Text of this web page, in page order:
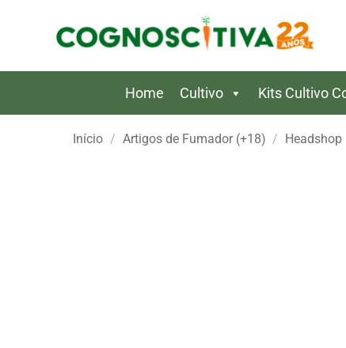
Home Cultivo Kits Cultivo
Início / Artigos de Fumador (+18) / Headshop